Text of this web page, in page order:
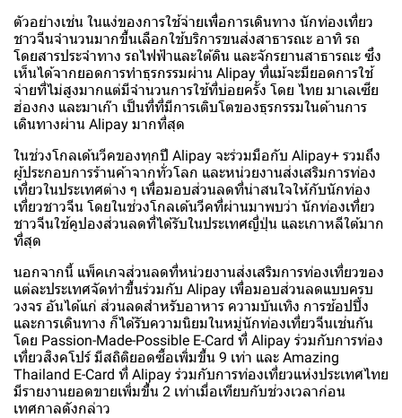
ตัวอย่างเช่น ในแง่ของการใช้จ่ายเพื่อการเดินทาง นักท่องเที่ยว
ชาวจีนจำนวนมากขึ้นเลือกใช้บริการขนส่งสาธารณะ อาทิ รถ
โดยสารประจำทาง รถไฟฟ้าและใต้ดิน และจักรยานสาธารณะ ซึ่ง
เห็นได้จากยอดการทำธุรกรรมผ่าน Alipay ที่แม้จะมียอดการใช้
จ่ายที่ไม่สูงมากแต่มีจำนวนการใช้ที่บ่อยครั้ง โดย ไทย มาเลเซีย
ฮ่องกง และมาเก๊า เป็นที่ที่มีการเติบโตของธุรกรรมในด้านการ
เดินทางผ่าน Alipay มากที่สุด
ในช่วงโกลเด้นวีคของทุกปี Alipay จะร่วมมือกับ Alipay+ รวมถึง
ผู้ประกอบการร้านค้าจากทั่วโลก และหน่วยงานส่งเสริมการท่อง
เที่ยวในประเทศต่าง ๆ เพื่อมอบส่วนลดที่น่าสนใจให้กับนักท่อง
เที่ยวชาวจีน โดยในช่วงโกลเด้นวีคที่ผ่านมาพบว่า นักท่องเที่ยว
ชาวจีนใช้คูปองส่วนลดที่ได้รับในประเทศญี่ปุ่น และเกาหลีใต้มาก
ที่สุด
นอกจากนี้ แพ็คเกจส่วนลดที่หน่วยงานส่งเสริมการท่องเที่ยวของ
แต่ละประเทศจัดทำขึ้นร่วมกับ Alipay เพื่อมอบส่วนลดแบบครบ
วงจร อันได้แก่ ส่วนลดสำหรับอาหาร ความบันเทิง การช้อปปิ้ง
และการเดินทาง ก็ได้รับความนิยมในหมู่นักท่องเที่ยวจีนเช่นกัน
โดย Passion-Made-Possible E-Card ที่ Alipay ร่วมกับการท่อง
เที่ยวสิงคโปร์ มีสถิติยอดซื้อเพิ่มขึ้น 9 เท่า และ Amazing
Thailand E-Card ที่ Alipay ร่วมกับการท่องเที่ยวแห่งประเทศไทย
มีรายงานยอดขายเพิ่มขึ้น 2 เท่าเมื่อเทียบกับช่วงเวลาก่อน
เทศกาลดังกล่าว